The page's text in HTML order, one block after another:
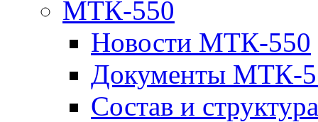
МТК-550
Новости МТК-550
Документы МТК-
Состав и структура